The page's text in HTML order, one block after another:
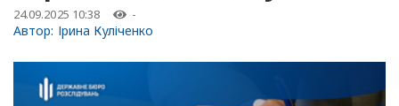
24.09.2025 10:38 -
Автор: Ірина Куліченко